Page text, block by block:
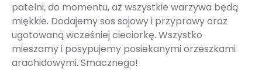
patelni, do momentu, aż wszystkie warzywa będą
miękkie. Dodajemy sos sojowy i przyprawy oraz
ugotowaną wcześniej cieciorkę. Wszystko
mieszamy i posypujemy posiekanymi orzeszkami
arachidowymi. Smacznego!